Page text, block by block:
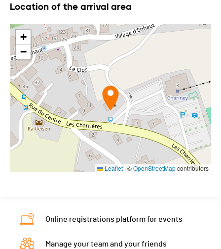
Location of the arrival area
+
−
Leaflet | ©OpenStreetMapcontributors
Online registrations platform for events
Manage your team and your friends